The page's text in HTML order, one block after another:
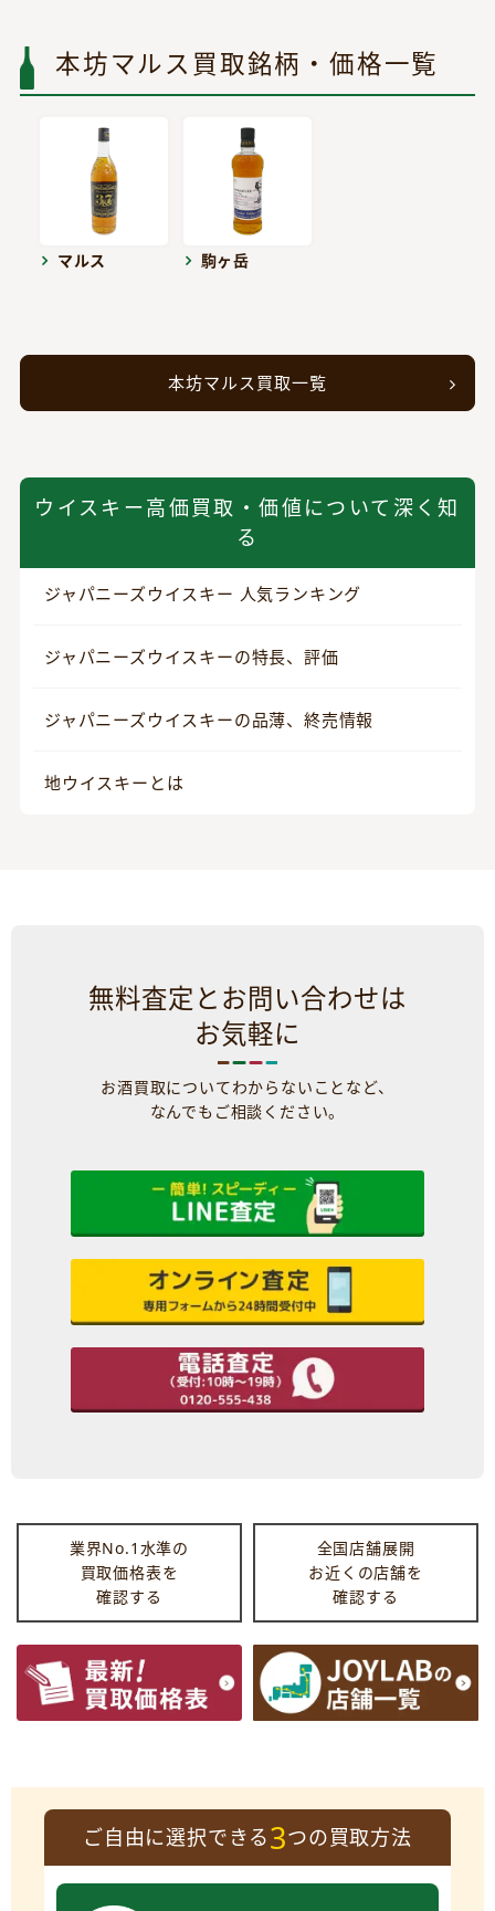
本坊マルス買取銘柄・価格一覧
マルス 駒ヶ岳
本坊マルス買取一覧
ウイスキー高価買取・価値について深く知
る
ジャパニーズウイスキー 人気ランキング
ジャパニーズウイスキーの特長、評価
ジャパニーズウイスキーの品薄、終売情報
地ウイスキーとは
無料査定とお問い合わせは
お気軽に
お酒買取についてわからないことなど、
なんでもご相談ください。
業界No.1水準の
買取価格表を
確認する
全国店舗展開
お近くの店舗を
確認する
ご自由に選択できる3つの買取方法